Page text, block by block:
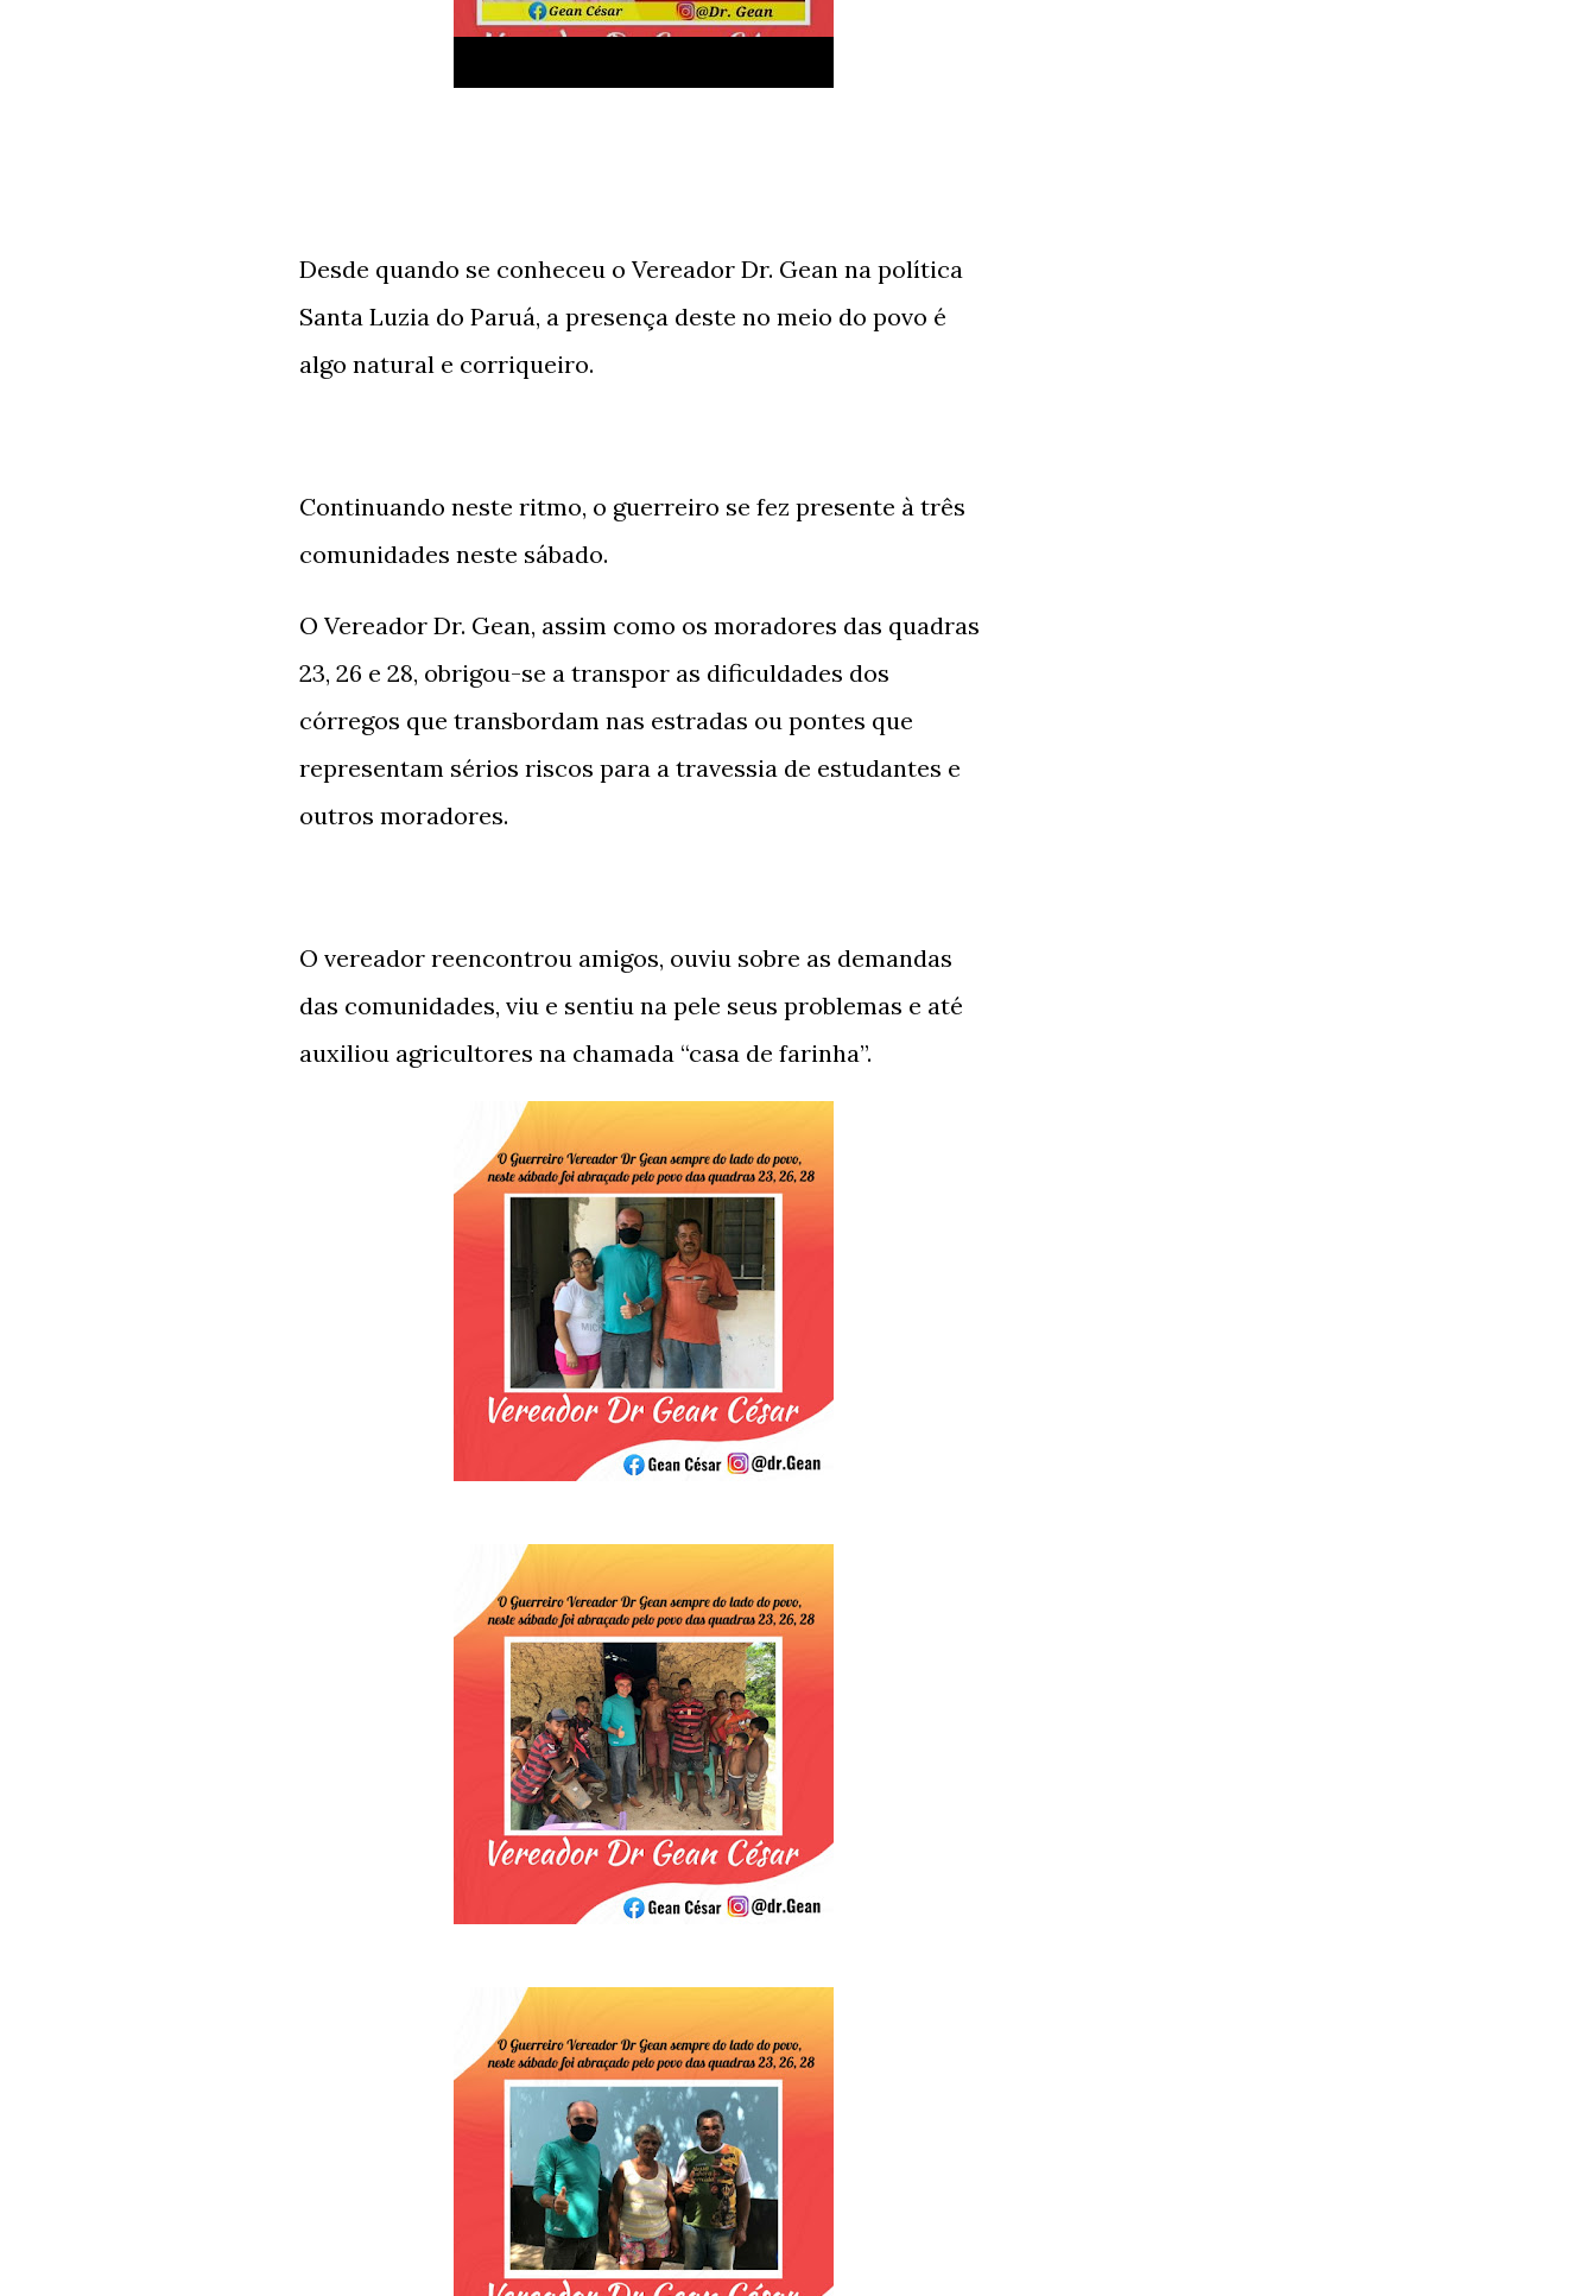
Desde quando se conheceu o Vereador Dr. Gean na política
Santa Luzia do Paruá, a presença deste no meio do povo é
algo natural e corriqueiro.
Continuando neste ritmo, o guerreiro se fez presente à três
comunidades neste sábado.
O Vereador Dr. Gean, assim como os moradores das quadras
23, 26 e 28, obrigou-se a transpor as dificuldades dos
córregos que transbordam nas estradas ou pontes que
representam sérios riscos para a travessia de estudantes e
outros moradores.
O vereador reencontrou amigos, ouviu sobre as demandas
das comunidades, viu e sentiu na pele seus problemas e até
auxiliou agricultores na chamada “casa de farinha”.